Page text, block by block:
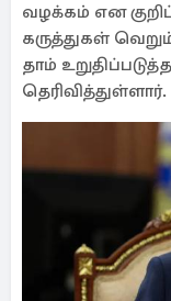
வழக்கம் என
கருத்துகள்
தாம்
தெரிவித்துள்ளார்.